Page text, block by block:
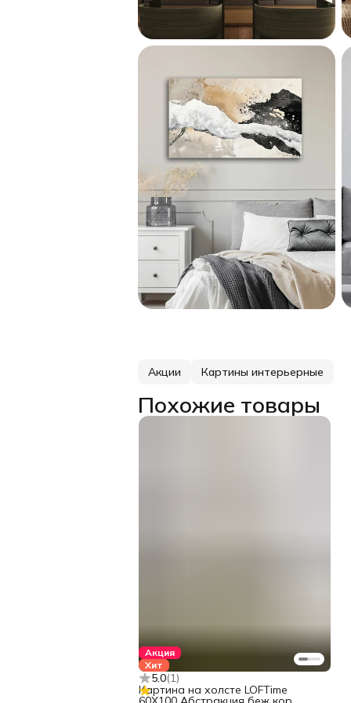
Акции Картины интерьерные
Похожие товары
Акция
Хит
5.0(1)
Картина на холсте LOFTime